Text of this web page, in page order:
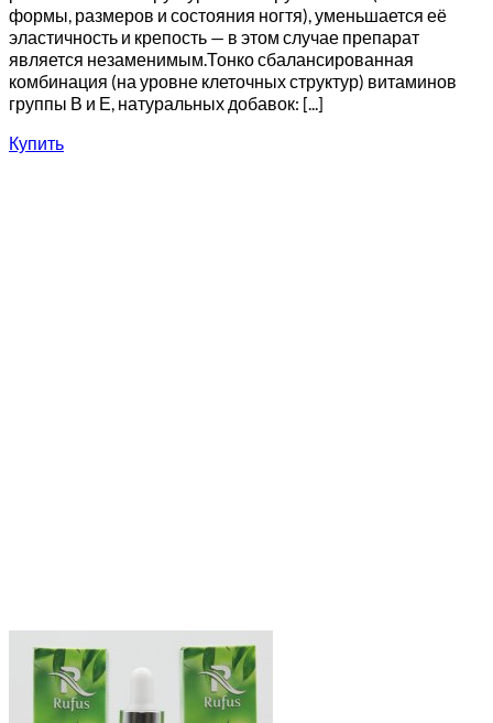
формы, размеров и состояния ногтя), уменьшается её
эластичность и крепость — в этом случае препарат
является незаменимым.Тонко сбалансированная
комбинация (на уровне клеточных структур) витаминов
группы В и Е, натуральных добавок: [...]
Купить